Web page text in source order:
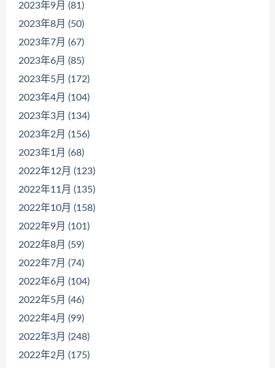
2023年9月 (81)
2023年8月 (50)
2023年7月 (67)
2023年6月 (85)
2023年5月 (172)
2023年4月 (104)
2023年3月 (134)
2023年2月 (156)
2023年1月 (68)
2022年12月 (123)
2022年11月 (135)
2022年10月 (158)
2022年9月 (101)
2022年8月 (59)
2022年7月 (74)
2022年6月 (104)
2022年5月 (46)
2022年4月 (99)
2022年3月 (248)
2022年2月 (175)